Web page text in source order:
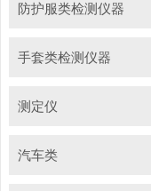
防护服类检测仪器
手套类检测仪器
测定仪
汽车类